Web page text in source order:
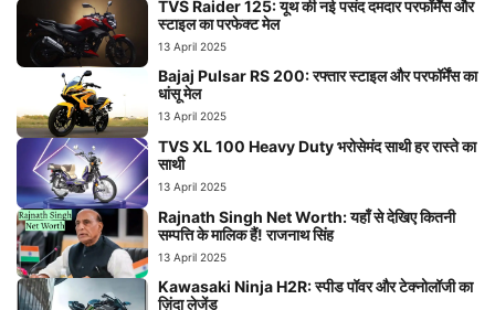
TVS Raider 125: यूथ की नई पसंद दमदार परफॉर्मेंस और
स्टाइल का परफेक्ट मेल
13 April 2025
Bajaj Pulsar RS 200: रफ्तार स्टाइल और परफॉर्मेंस का
धांसू मेल
13 April 2025
TVS XL 100 Heavy Duty भरोसेमंद साथी हर रास्ते का
साथी
13 April 2025
Rajnath Singh Net Worth: यहाँ से देखिए कितनी
सम्पत्ति के मालिक हैं! राजनाथ सिंह
13 April 2025
Kawasaki Ninja H2R: स्पीड पॉवर और टेक्नोलॉजी का
ज़िंदा लेजेंड